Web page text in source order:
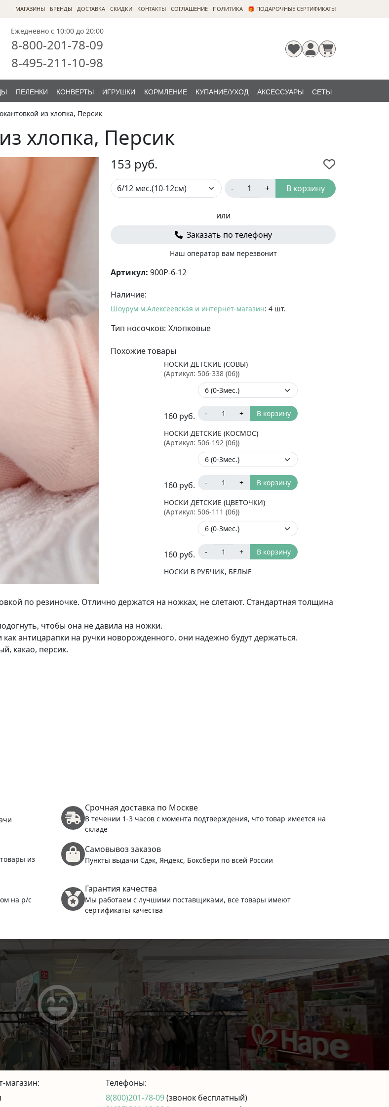
МАГАЗИНЫ БРЕНДЫ ДОСТАВКА СКИДКИ КОНТАКТЫ CОГЛАШЕНИЕ ПОЛИТИКА 🎁 ПОДАРОЧНЫЕ СЕРТИФИКАТЫ
Ежедневно с 10:00 до 20:00
8-800-201-78-09
8-495-211-10-98
ПЕЛЕНКИ КОНВЕРТЫ ИГРУШКИ КОРМЛЕНИЕ КУПАНИЕ/УХОД АКСЕССУАРЫ СЕТЫ
из хлопка, Персик
хлопка, Персик
153 руб.
- + В корзину
или
Заказать по телефону
Наш оператор вам перезвонит
Артикул: 900P-6-12
Наличие:
Шоурум м.Алексеевская и интернет-магазин: 4 шт.
Тип носочков: Хлопковые
Похожие товары
НОСКИ ДЕТСКИЕ (СОВЫ)
(Артикул: 506-338 (06))
160 руб. - + В корзину
НОСКИ ДЕТСКИЕ (КОСМОС)
(Артикул: 506-192 (06))
160 руб. - + В корзину
НОСКИ ДЕТСКИЕ (ЦВЕТОЧКИ)
(Артикул: 506-111 (06))
160 руб. - + В корзину
НОСКИ В РУБЧИК, БЕЛЫЕ
НОСКИ В РУБЧИК, СЕРЫЕ
по резиночке. Отлично держатся на ножках, не слетают. Стандартная толщина
чтобы она не давила на ножки.
антицарапки на ручки новорожденного, они надежно будут держаться.
какао, персик.
Срочная доставка по Москве
В течении 1-3 часов с момента подтверждения, что товар имеется на
складе
из
Самовывоз заказов
Пункты выдачи Сдэк, Яндекс, Боксбери по всей России
на р/с
Гарантия качества
Мы работаем с лучшими поставщиками, все товары имеют
сертификаты качества
магазин:
Телефоны:
8(800)201-78-09(звонок бесплатный)